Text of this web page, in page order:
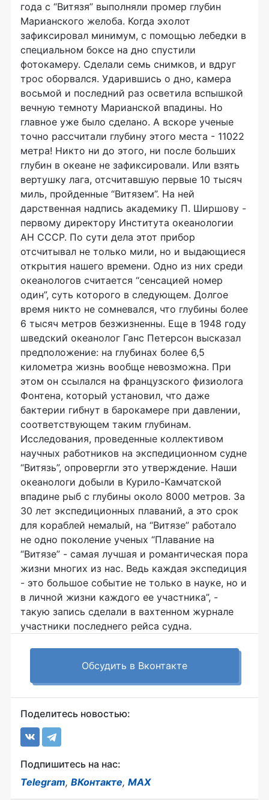
года с “Витязя” выполняли промер глубин
Марианского желоба. Когда эхолот
зафиксировал минимум, с помощью лебедки в
специальном боксе на дно спустили
фотокамеру. Сделали семь снимков, и вдруг
трос оборвался. Ударившись о дно, камера
восьмой и последний раз осветила вспышкой
вечную темноту Марианской впадины. Но
главное уже было сделано. А вскоре ученые
точно рассчитали глубину этого места - 11022
метра! Никто ни до этого, ни после больших
глубин в океане не зафиксировали. Или взять
вертушку лага, отсчитавшую первые 10 тысяч
миль, пройденные “Витязем”. На ней
дарственная надпись академику П. Ширшову -
первому директору Института океанологии
АН СССР. По сути дела этот прибор
отсчитывал не только мили, но и выдающиеся
открытия нашего времени. Одно из них среди
океанологов считается “сенсацией номер
один”, суть которого в следующем. Долгое
время никто не сомневался, что глубины более
6 тысяч метров безжизненны. Еще в 1948 году
шведский океанолог Ганс Петерсон высказал
предположение: на глубинах более 6,5
километра жизнь вообще невозможна. При
этом он ссылался на французского физиолога
Фонтена, который установил, что даже
бактерии гибнут в барокамере при давлении,
соответствующем таким глубинам.
Исследования, проведенные коллективом
научных работников на экспедиционном судне
“Витязь”, опровергли это утверждение. Наши
океанологи добыли в Курило-Камчатской
впадине рыб с глубины около 8000 метров. За
30 лет экспедиционных плаваний, а это срок
для кораблей немалый, на “Витязе” работало
не одно поколение ученых “Плавание на
“Витязе” - самая лучшая и романтическая пора
жизни многих из нас. Ведь каждая экспедиция
- это большое событие не только в науке, но и
в личной жизни каждого ее участника”, -
такую запись сделали в вахтенном журнале
участники последнего рейса судна.
Обсудить в Вконтакте
Поделитесь новостью:
Подпишитесь на нас:
Telegram, ВКонтакте, MAX